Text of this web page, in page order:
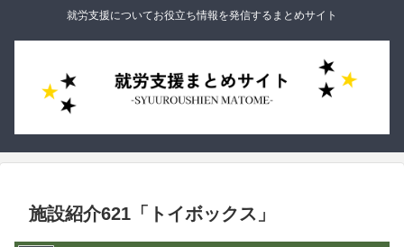
就労支援についてお役立ち情報を発信するまとめサイト
施設紹介621「トイボックス」